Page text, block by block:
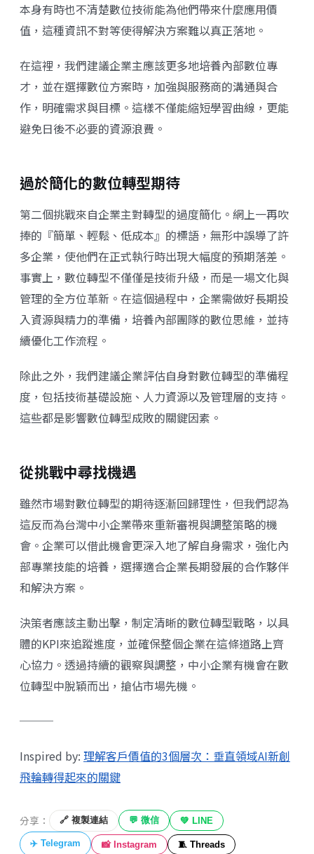
本身有時也不清楚數位技術能為他們帶來什麼應用價
值，這種資訊不對等使得解決方案難以真正落地。
在這裡，我們建議企業主應該更多地培養內部數位專
才，並在選擇數位方案時，加強與服務商的溝通與合
作，明確需求與目標。這樣不僅能縮短學習曲線，更能
避免日後不必要的資源浪費。
過於簡化的數位轉型期待
第二個挑戰來自企業主對轉型的過度簡化。網上一再吹
捧的『簡單、輕鬆、低成本』的標語，無形中誤導了許
多企業，使他們在正式執行時出現大幅度的預期落差。
事實上，數位轉型不僅僅是技術升級，而是一場文化與
管理的全方位革新。在這個過程中，企業需做好長期投
入資源與精力的準備，培養內部團隊的數位思維，並持
續優化工作流程。
除此之外，我們建議企業評估自身對數位轉型的準備程
度，包括技術基礎設施、人力資源以及管理層的支持。
這些都是影響數位轉型成敗的關鍵因素。
從挑戰中尋找機遇
雖然市場對數位轉型的期待逐漸回歸理性，但我們認為
這反而為台灣中小企業帶來重新審視與調整策略的機
會。企業可以借此機會更深入地了解自身需求，強化內
部專業技能的培養，選擇適合企業長期發展的合作夥伴
和解決方案。
決策者應該主動出擊，制定清晰的數位轉型戰略，以具
體的KPI來追蹤進度，並確保整個企業在這條道路上齊
心協力。透過持續的觀察與調整，中小企業有機會在數
位轉型中脫穎而出，搶佔市場先機。
───
Inspired by: 理解客戶價值的3個層次：垂直領域AI新創
飛輪轉得起來的關鍵
分享： 🔗 複製連結 💬 微信 💚 LINE
✈️ Telegram 📸 Instagram 🧵 Threads